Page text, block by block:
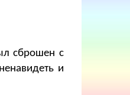
сброшен с
и